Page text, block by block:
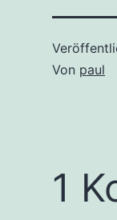
Von paul
1